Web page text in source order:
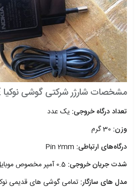
مشخصات شارژر شرکتی گوشی نوکیا AC-3E
تعداد درگاه خروجی: یک عدد
وزن:
درگاه‌های ارتباطی:
شدت جریان خروجی:
مدل های سازگار: تمامی گوشی های قدیمی